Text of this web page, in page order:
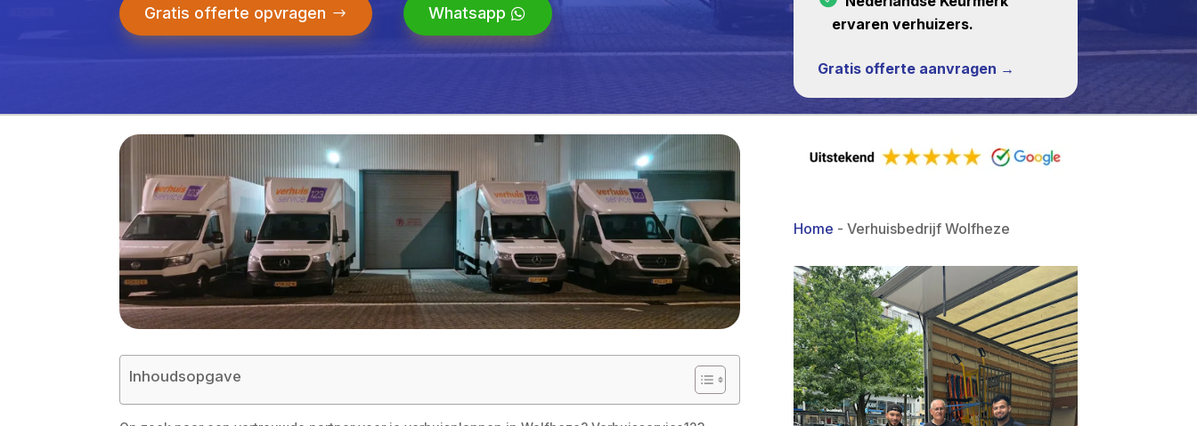
Gratis offerte opvragen Whatsapp
ervaren verhuizers.
Gratis offerte aanvragen →
Inhoudsopgave
Home - Verhuisbedrijf Wolfheze